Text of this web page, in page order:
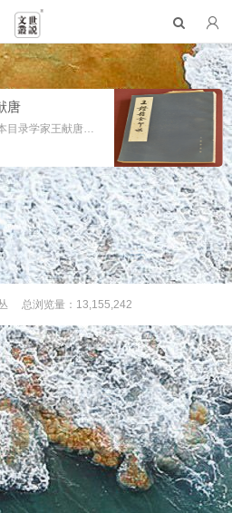
唐
平乐印庐，是著名金石学家、版本目录学家王献唐的斋号。王献唐，名琯，字献唐，号凤生，以字行，生于1897年，卒于1960年，山东省日照市人，曾客居青岛。先生饱读经史，坐拥书城，探赜索隐，创获独多，勤于撰述，著作等身。先生曾...
总浏览量：13,155,242